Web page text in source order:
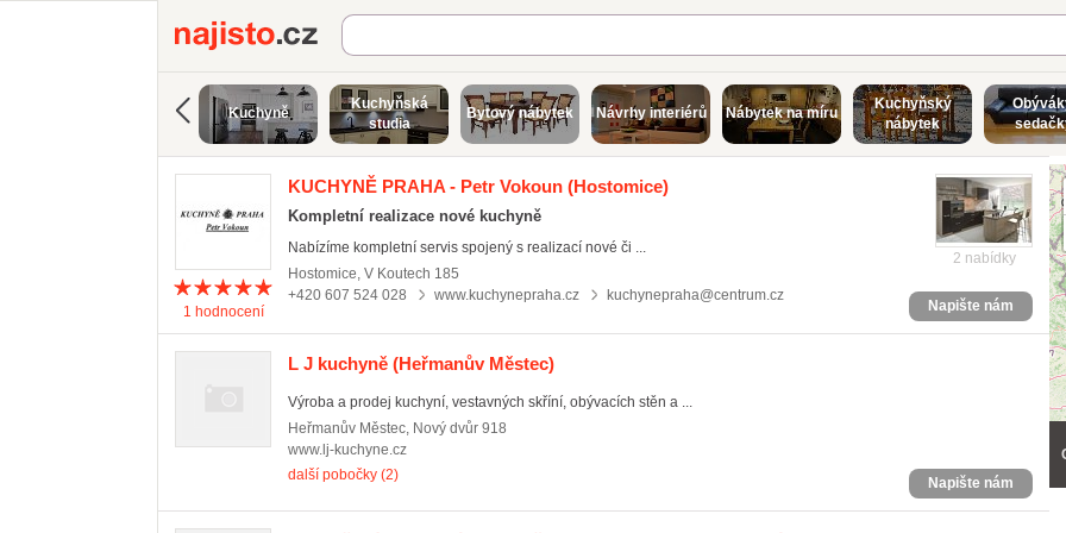
Najisto.cz
Kuchyně
Kuchyňská
studia
Bytový nábytek Návrhy interiérů Nábytek na míru
Kuchyňský
nábytek
KUCHYNĚ PRAHA - Petr Vokoun (Hostomice)
Kompletní realizace nové kuchyně
1 hodnocení
Nabízíme kompletní servis spojený s realizací nové či ...
Hostomice, V Koutech 185
+420 607 524 028
www.kuchynepraha.cz kuchynepraha@centrum.cz
2 nabídky
Napište nám
L J kuchyně (Heřmanův Městec)
Výroba a prodej kuchyní, vestavných skříní, obývacích stěn a ...
Heřmanův Městec, Nový dvůr 918
www.lj-kuchyne.cz
další pobočky (2)
Napište nám